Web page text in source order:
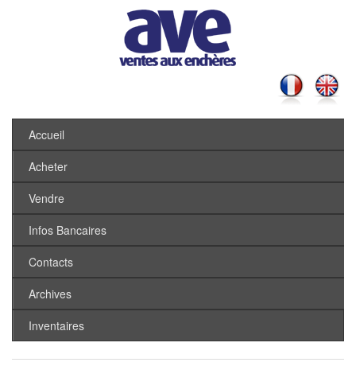
Accueil
Acheter
Vendre
Infos Bancaires
Contacts
Archives
Inventaires